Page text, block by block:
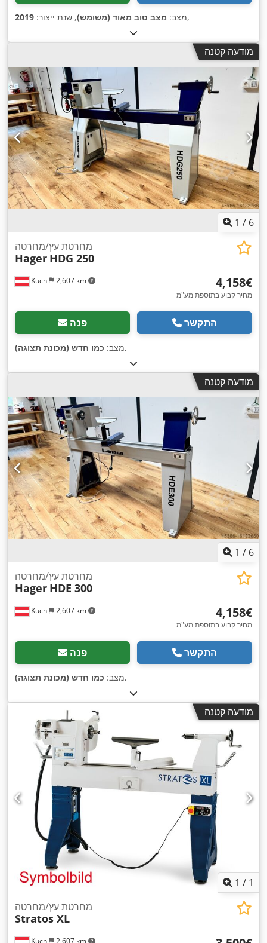
מצב: מצב טוב מאוד (משומש), שנת ייצור: 2019 ,
מודעה קטנה
1 / 6
Kuchl 2,607 km
מחרטת עץ/מחרטה
Hager HDG 250
‏4,158 ‏€
מחיר קבוע בתוספת מע"מ
פנה התקשר
מצב: כמו חדש (מכונת תצוגה) ,
מודעה קטנה
1 / 6
Kuchl 2,607 km
מחרטת עץ/מחרטה
Hager HDE 300
‏4,158 ‏€
מחיר קבוע בתוספת מע"מ
פנה התקשר
מצב: כמו חדש (מכונת תצוגה) ,
מודעה קטנה
1 / 1
Kuchl 2,607 km
מחרטת עץ/מחרטה
Stratos XL